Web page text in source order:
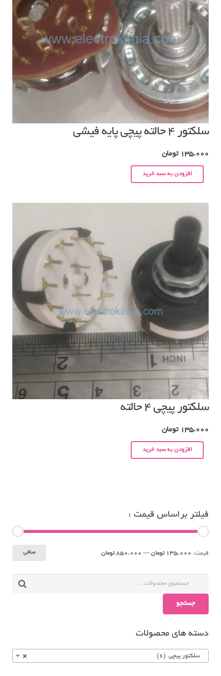
سلکتور ۴ حالته پیچی پایه فیشی
135.000 تومان
افزودن به سبد خرید
سلکتور پیچی ۴ حالته
135.000 تومان
افزودن به سبد خرید
فیلتر براساس قیمت :
صافی قيمت: 135.000 تومان — 850.000 تومان
جستجو
دسته های محصولات
× سلکتور پیچی (6)